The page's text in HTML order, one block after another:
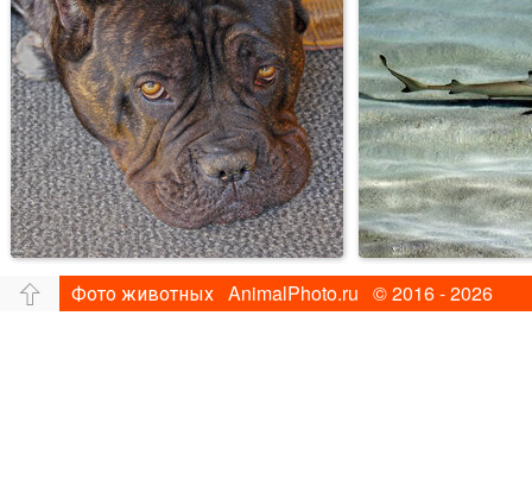
Фото животных AnimalPhoto.ru © 2016 - 2026